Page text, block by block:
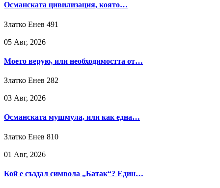
Османската цивилизация, която…
Златко Енев 491
05 Авг, 2026
Моето верую, или необходимостта от…
Златко Енев 282
03 Авг, 2026
Османската мушмула, или как една…
Златко Енев 810
01 Авг, 2026
Кой е създал символа „Батак“? Един…